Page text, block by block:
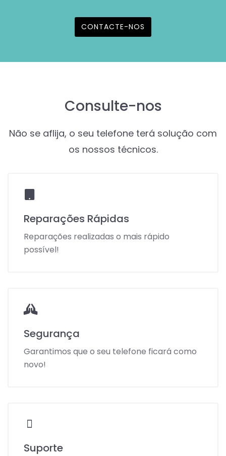
CONTACTE-NOS
Consulte-nos
Não se aflija, o seu telefone terá solução com
os nossos técnicos.
Reparações Rápidas
Reparações realizadas o mais rápido
possível!
Segurança
Garantimos que o seu telefone ficará como
novo!
Suporte